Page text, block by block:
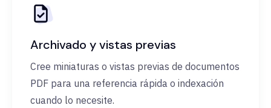
Archivado y vistas previas
Cree miniaturas o vistas previas de documentos
PDF para una referencia rápida o indexación
cuando lo necesite.